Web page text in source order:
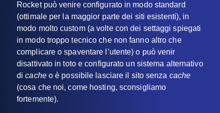
Rocket può venire configurato in modo standard
(ottimale per la maggior parte dei siti esistenti), in
modo molto custom (a volte con dei settaggi spiegati
in modo troppo tecnico che non fanno altro che
complicare o spaventare l’utente) o può venir
disattivato in toto e configurato un sistema alternativo
dicacheo è possibile lasciare il sito senza cache
(cosa che noi, come hosting, sconsigliamo
fortemente).